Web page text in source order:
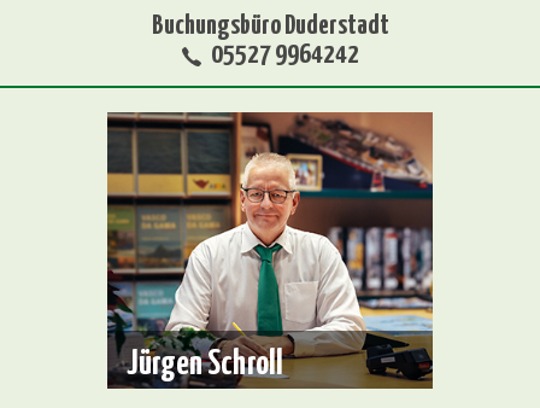
Buchungsbüro Duderstadt
05527 9964242
Jürgen Schroll